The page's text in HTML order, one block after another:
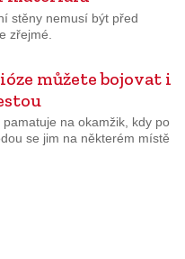
stěny nemusí být před
zřejmé.
můžete bojovat i
na okamžik, kdy po
se jim na některém místě